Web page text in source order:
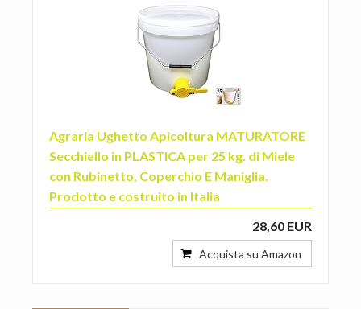
Agraria Ughetto Apicoltura MATURATORE
Secchiello in PLASTICA per 25 kg. di Miele
con Rubinetto, Coperchio E Maniglia.
Prodotto e costruito in Italia
28,60 EUR
Acquista su Amazon